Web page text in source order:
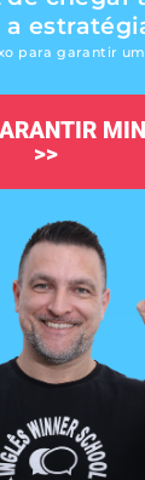
a
para garantir
>>